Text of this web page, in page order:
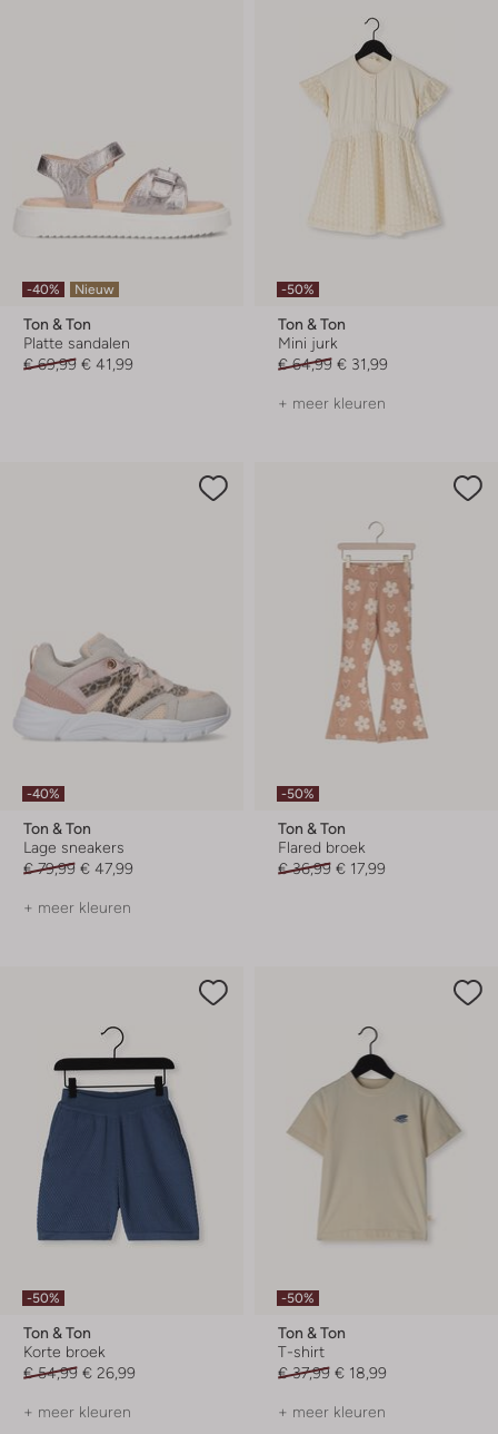
-40% Nieuw
Ton & Ton
Platte sandalen
€ 69,99 € 41,99
-50%
Ton & Ton
Mini jurk
€ 64,99 € 31,99
+ meer kleuren
-40%
Ton & Ton
Lage sneakers
€ 79,99 € 47,99
+ meer kleuren
-50%
Ton & Ton
Flared broek
€ 36,99 € 17,99
-50%
Ton & Ton
Korte broek
€ 54,99 € 26,99
+ meer kleuren
-50%
Ton & Ton
T-shirt
€ 37,99 € 18,99
+ meer kleuren